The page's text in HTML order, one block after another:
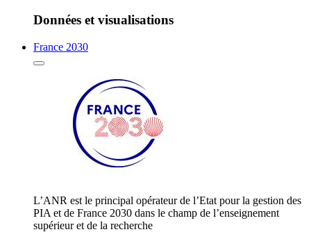
Données et visualisations
France 2030
L’ANR est le principal opérateur de l’Etat pour la gestion des
PIA et de France 2030 dans le champ de l’enseignement
supérieur et de la recherche